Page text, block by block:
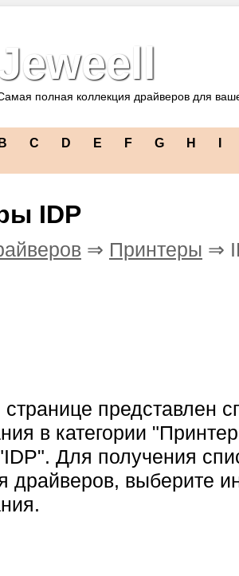
полная коллекция драйверов для
B C D E F G H
IDP
⇒ Принтеры ⇒
представлен
в категории
Для получения
драйверов, выберите